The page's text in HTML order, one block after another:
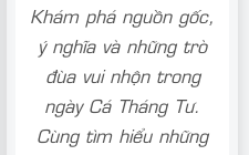
Khám phá nguồn gốc,
ý nghĩa và những trò
đùa vui nhộn trong
ngày Cá Tháng Tư.
Cùng tìm hiểu những